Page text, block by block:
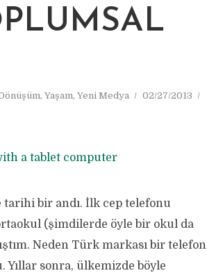
, Yaşam, Yeni Medya
02/27/2013
bir andı. İlk cep telefonu
(şimdilerde öyle bir okul da
Neden Türk markası bir telefon
sonra, ülkemizde böyle